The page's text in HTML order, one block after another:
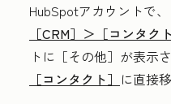
HubSpotアカウントで、
［CRM］＞ ［コンタクト
トに ［その他］が表示
［コンタクト］ に直接